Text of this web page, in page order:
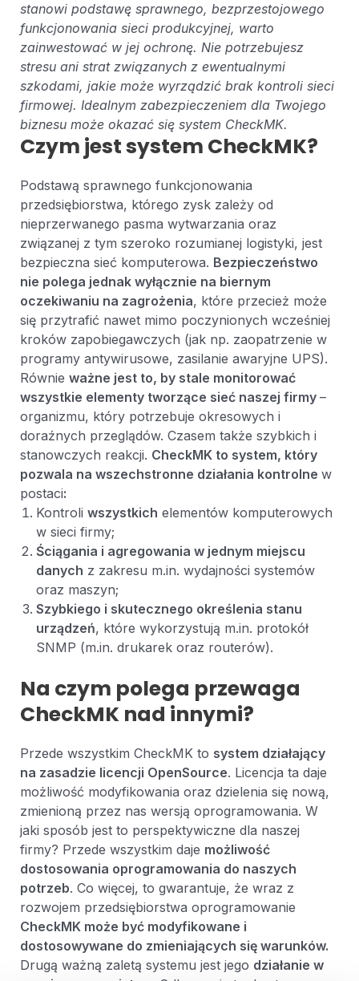
stanowi podstawę sprawnego, bezprzestojowego
funkcjonowania sieci produkcyjnej, warto
zainwestować w jej ochronę. Nie potrzebujesz
stresu ani strat związanych z ewentualnymi
szkodami, jakie może wyrządzić brak kontroli sieci
firmowej. Idealnym zabezpieczeniem dla Twojego
biznesu może okazać się system CheckMK.
Czym jest system CheckMK?
Podstawą sprawnego funkcjonowania
przedsiębiorstwa, którego zysk zależy od
nieprzerwanego pasma wytwarzania oraz
związanej z tym szeroko rozumianej logistyki, jest
bezpieczna sieć komputerowa. Bezpieczeństwo
nie polega jednak wyłącznie na biernym
oczekiwaniu na zagrożenia, które przecież może
się przytrafić nawet mimo poczynionych wcześniej
kroków zapobiegawczych (jak np. zaopatrzenie w
programy antywirusowe, zasilanie awaryjne UPS).
Równie ważne jest to, by stale monitorować
wszystkie elementy tworzące sieć naszej firmy –
organizmu, który potrzebuje okresowych i
doraźnych przeglądów. Czasem także szybkich i
stanowczych reakcji. CheckMK to system, który
pozwala na wszechstronne działania kontrolne w
postaci:
Kontroli wszystkich elementów komputerowych
w sieci firmy;
Ściągania i agregowania w jednym miejscu
danych z zakresu m.in. wydajności systemów
oraz maszyn;
Szybkiego i skutecznego określenia stanu
urządzeń, które wykorzystują m.in. protokół
SNMP (m.in. drukarek oraz routerów).
Na czym polega przewaga
CheckMK nad innymi?
Przede wszystkim CheckMK to system działający
na zasadzie licencji OpenSource. Licencja ta daje
możliwość modyfikowania oraz dzielenia się nową,
zmienioną przez nas wersją oprogramowania. W
jaki sposób jest to perspektywiczne dla naszej
firmy? Przede wszystkim daje możliwość
dostosowania oprogramowania do naszych
potrzeb. Co więcej, to gwarantuje, że wraz z
rozwojem przedsiębiorstwa oprogramowanie
CheckMK może być modyfikowane i
dostosowywane do zmieniających się warunków.
Drugą ważną zaletą systemu jest jego działanie w